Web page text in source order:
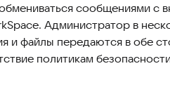
сообщениями с
Администратор в
и файлы передаются в обе
политикам